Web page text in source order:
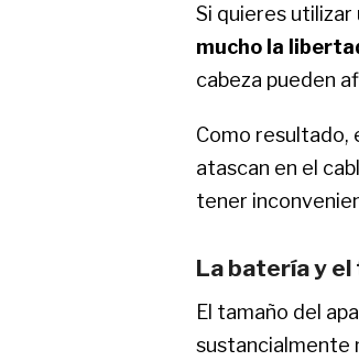
Si quieres
mucho la
cabeza pueden
Como resultado,
atascan en el
tener
La batería y el
El tamaño del
sustancialmente